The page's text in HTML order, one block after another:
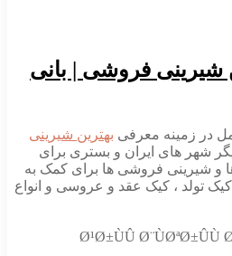
شیرینی فروشی | بانی
در زمینه معرفی بهترین شیرینی
شهر های ایران و بستری برای
و شیرینی فروشی ها برای کمک به
تولد ، کیک عقد و عروسی و انواع